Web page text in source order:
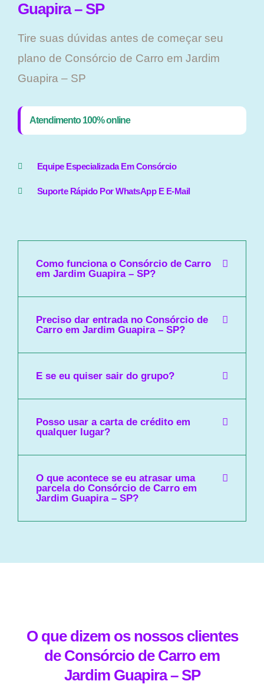
Guapira – SP
Tire suas dúvidas antes de começar seu
plano ​de Consórcio de Carro em Jardim
Guapira – SP
Atendimento 100% online
Equipe Especializada Em Consórcio
Suporte Rápido Por WhatsApp E E-Mail
Como funciona o Consórcio de Carro
em Jardim Guapira – SP?
Preciso dar entrada no Consórcio de
Carro em Jardim Guapira – SP?
E se eu quiser sair do grupo?
Posso usar a carta de crédito em
qualquer lugar?
O que acontece se eu atrasar uma
parcela do Consórcio de Carro em
Jardim Guapira – SP?
O que dizem os nossos clientes
de Consórcio de Carro em
Jardim Guapira – SP